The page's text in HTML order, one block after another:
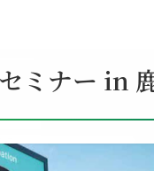
ミナー in